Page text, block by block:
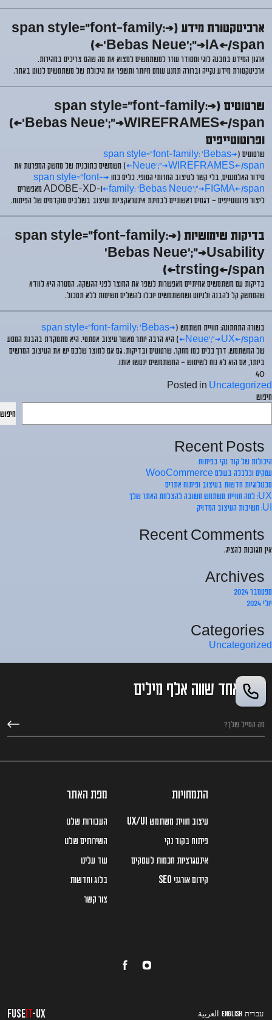
ארכיטקטורת מידע (<span style="font-family:
'Bebas Neue';">IA</span>)
ארגון המידע במבנהלוגי ומסודרעוזר למשתמשים למצוא את מה שהם צריכים במהירות.
ארכיטקטורת מידע נקייה וברורהתמנע עומס מיותר ותשפר את היכולת של משתמשים לנווט באתר.
שרטוטים (<span style="font-family:
'Bebas Neue';">WIREFRAMES</span>)
ופרוטוטייפים
שרטוטים ( <span style="font-family: 'Bebas
Neue';">WIREFRAMES</span>
) משמשיםכתוכנית של ממשקהמפרטת את
סידור האלמנטים, בלי קשר לעיצוב החזותי הסופי. כלים כמו
<span style="font-
family: 'Bebas Neue';">FIGMA</span> ו-ADOBE-XDמאפשרים
ליצורפרוטוטייפים – דגמים ראשוניים לבחינת אינטראקציות ועיצוב בשלבים מוקדמים של הפיתוח.
בדיקות שימושיות (<span style="font-family:
'Bebas Neue';">Usability
trsting</span>)
בדיקות עםמשתמשים אמיתייםמאפשרות לשפר את המוצר לפני ההשקה. המטרה היא לוודא
שהממשקקל להבנה ולניווטושמשתמשים יוכלו להשלים משימות ללא תסכול.
בשורה התחתונה: חוויית משתמש ( <span style="font-family: 'Bebas
Neue';">UX</span>
) היא הרבה יותר מאשר עיצוב אסתטי. היא מתמקדת בהבנת המסע
של המשתמש, דרך כלים כמומחקר, שרטוטים ובדיקות. גם אם למוצר שלכם יש את העיצוב המרשים
ביותר, אם הוא לא נוח לשימוש – המשתמשים ינטשו אותו.
4o
Posted in Uncategorized
חיפוש
חיפוש
Recent Posts
היכולות של קוד נקי בפיתוח
עסקים וכלכלה בעולם WooCommerce
טכנולוגיות חדשות בעיצוב ופיתוח אתרים
UX: למה חוויית משתמש חשובה להצלחת האתר שלך
UI: חשיבות העיצוב המדויק
Recent Comments
אין תגובות להציג.
Archives
ספטמבר 2024
יולי 2024
Categories
Uncategorized
מייל אחד שווה אלף מילים
התמחויות
עיצוב חווית משתמש UX/UI
פיתוח בקוד נקי
אינטגרציות חכמות לעסקים
קידום אורגניSEO
מפת האתר
העבודות שלנו
השירותים שלנו
עוד עלינו
בלוג וחדשות
צור קשר
עברית ENGLISH العربية FUSEIT-UX